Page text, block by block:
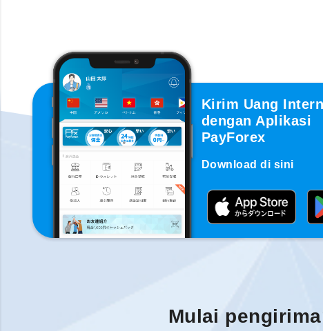
Kirim Uang
dengan Aplikasi
PayForex
Download di sini
Mulai